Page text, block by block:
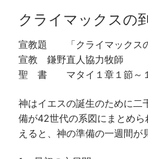
クライマックスの
宣教題 「クライ
宣教 鎌野直人協力牧師
聖 書 マタイ１章１節～
神はイエスの誕生のために二
備が42世代の系図にまとめ
えると、神の準備の一週間が